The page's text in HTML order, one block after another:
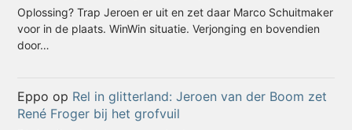
Oplossing? Trap Jeroen er uit en zet daar Marco Schuitmaker
voor in de plaats. WinWin situatie. Verjonging en bovendien
door…
Eppo op Rel in glitterland: Jeroen van der Boom zet
René Froger bij het grofvuil